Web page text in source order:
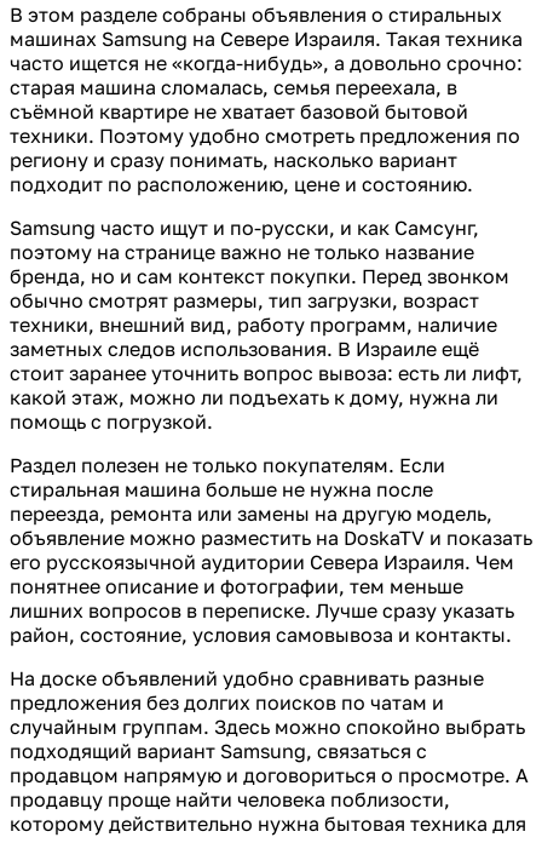
В этом разделе собраны объявления о стиральных
машинах Samsung на Севере Израиля. Такая техника
часто ищется не «когда-нибудь», а довольно срочно:
старая машина сломалась, семья переехала, в
съёмной квартире не хватает базовой бытовой
техники. Поэтому удобно смотреть предложения по
региону и сразу понимать, насколько вариант
подходит по расположению, цене и состоянию.
Samsung часто ищут и по-русски, и как Самсунг,
поэтому на странице важно не только название
бренда, но и сам контекст покупки. Перед звонком
обычно смотрят размеры, тип загрузки, возраст
техники, внешний вид, работу программ, наличие
заметных следов использования. В Израиле ещё
стоит заранее уточнить вопрос вывоза: есть ли лифт,
какой этаж, можно ли подъехать к дому, нужна ли
помощь с погрузкой.
Раздел полезен не только покупателям. Если
стиральная машина больше не нужна после
переезда, ремонта или замены на другую модель,
объявление можно разместить на DoskaTV и показать
его русскоязычной аудитории Севера Израиля. Чем
понятнее описание и фотографии, тем меньше
лишних вопросов в переписке. Лучше сразу указать
район, состояние, условия самовывоза и контакты.
На доске объявлений удобно сравнивать разные
предложения без долгих поисков по чатам и
случайным группам. Здесь можно спокойно выбрать
подходящий вариант Samsung, связаться с
продавцом напрямую и договориться о просмотре. А
продавцу проще найти человека поблизости,
которому действительно нужна бытовая техника для